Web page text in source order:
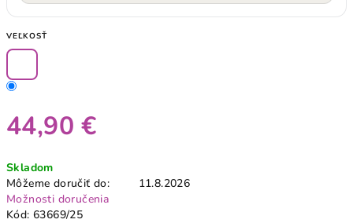
VEĽKOSŤ
44,90 €
cena:
Skladom
Môžeme doručiť do:
11.8.2026
Možnosti doručenia
Kód: 63669/25